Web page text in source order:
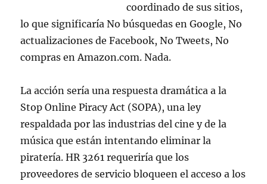
coordinado de sus sitios,
lo que significaría No búsquedas en Google, No
actualizaciones de Facebook, No Tweets, No
compras en Amazon.com. Nada.
La acción sería una respuesta dramática a la
Stop Online Piracy Act (SOPA), una ley
respaldada por las industrias del cine y de la
música que están intentando eliminar la
piratería. HR 3261 requeriría que los
proveedores de servicio bloqueen el acceso a los